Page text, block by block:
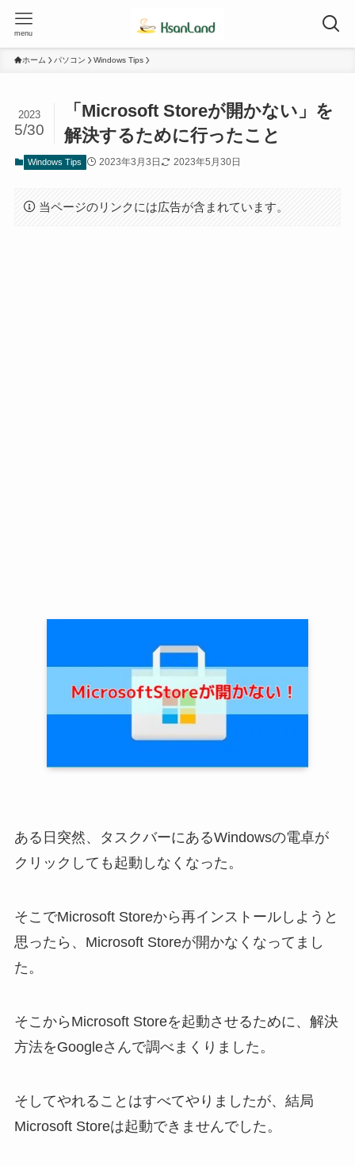
menu
ホーム パソコン Windows Tips
「Microsoft Storeが開かない」を
解決するために行ったこと
2023
5/30
Windows Tips 2023年3月3日 2023年5月30日
当ページのリンクには広告が含まれています。
ある日突然、タスクバーにあるWindowsの電卓が
クリックしても起動しなくなった。
そこでMicrosoft Storeから再インストールしようと
思ったら、Microsoft Storeが開かなくなってまし
た。
そこからMicrosoft Storeを起動させるために、解決
方法をGoogleさんで調べまくりました。
そしてやれることはすべてやりましたが、結局
Microsoft Storeは起動できませんでした。